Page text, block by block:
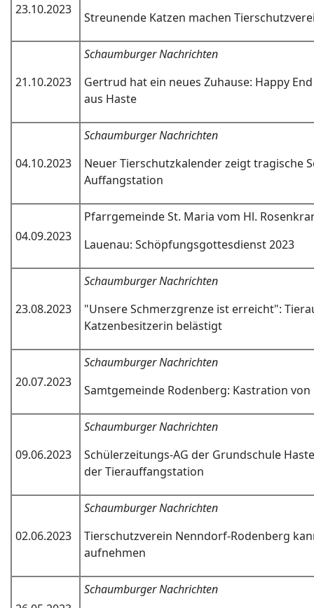
23.10.2023
Streunende Katzen machen
21.10.2023
Schaumburger Nachrichten
Gertrud hat ein neues Zuhause: Happy
aus Haste
04.10.2023
Schaumburger Nachrichten
Neuer Tierschutzkalender zeigt tragische
Auffangstation
04.09.2023
Pfarrgemeinde St. Maria vom Hl.
Lauenau: Schöpfungsgottesdienst 2023
23.08.2023
Schaumburger Nachrichten
"Unsere Schmerzgrenze ist erreicht":
Katzenbesitzerin belästigt
20.07.2023
Schaumburger Nachrichten
Samtgemeinde Rodenberg: Kastration
09.06.2023
Schaumburger Nachrichten
Schülerzeitungs-AG der Grundschule
der Tierauffangstation
02.06.2023
Schaumburger Nachrichten
Tierschutzverein Nenndorf-Rodenberg
aufnehmen
Schaumburger Nachrichten